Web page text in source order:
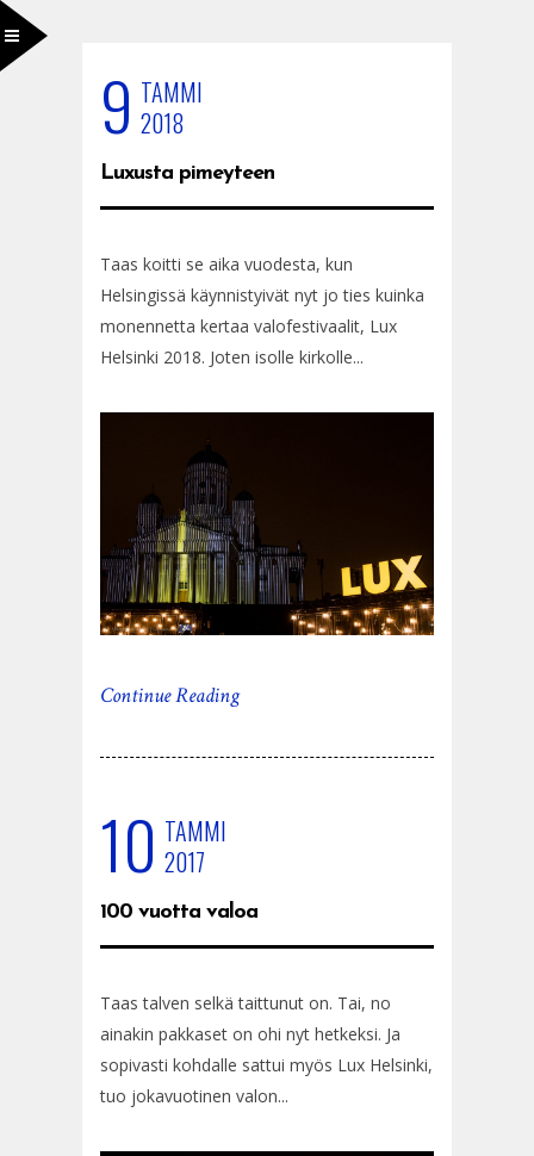
9 TAMMI
2018
Luxusta pimeyteen
Taas koitti se aika vuodesta, kun
Helsingissä käynnistyivät nyt jo ties kuinka
monennetta kertaa valofestivaalit, Lux
Helsinki 2018. Joten isolle kirkolle...
Continue Reading
10 TAMMI
2017
100 vuotta valoa
Taas talven selkä taittunut on. Tai, no
ainakin pakkaset on ohi nyt hetkeksi. Ja
sopivasti kohdalle sattui myös Lux Helsinki,
tuo jokavuotinen valon...